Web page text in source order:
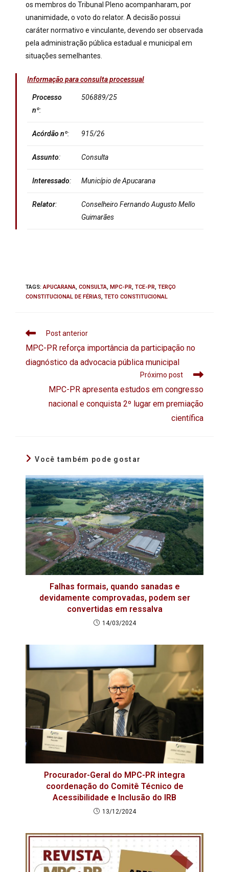
os membros do Tribunal Pleno acompanharam, por
unanimidade, o voto do relator. A decisão possui
caráter normativo e vinculante, devendo ser observada
pela administração pública estadual e municipal em
situações semelhantes.
Informação para consulta processual
Processo
nº:
506889/25
Acórdão nº: 915/26
Assunto: Consulta
Interessado: Município de Apucarana
Relator: Conselheiro Fernando Augusto Mello
Guimarães
TAGS:APUCARANA, CONSULTA, MPC-PR, TCE-PR, TERÇO
CONSTITUCIONAL DE FÉRIAS, TETO CONSTITUCIONAL
Post anterior
MPC-PR reforça importância da participação no
diagnóstico da advocacia pública municipal
Próximo post
MPC-PR apresenta estudos em congresso
nacional e conquista 2º lugar em premiação
científica
Você também pode gostar
Falhas formais, quando sanadas e
devidamente comprovadas, podem ser
convertidas em ressalva
14/03/2024
Procurador-Geral do MPC-PR integra
coordenação do Comitê Técnico de
Acessibilidade e Inclusão do IRB
13/12/2024